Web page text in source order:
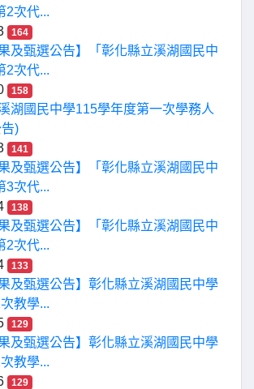
2次代...
164
及甄選公告】「彰化縣立溪湖國民中
2次代...
158
湖國民中學115學年度第一次學務人
)
141
及甄選公告】「彰化縣立溪湖國民中
3次代...
138
及甄選公告】「彰化縣立溪湖國民中
2次代...
133
及甄選公告】彰化縣立溪湖國民中學
教學...
129
及甄選公告】彰化縣立溪湖國民中學
教學...
129